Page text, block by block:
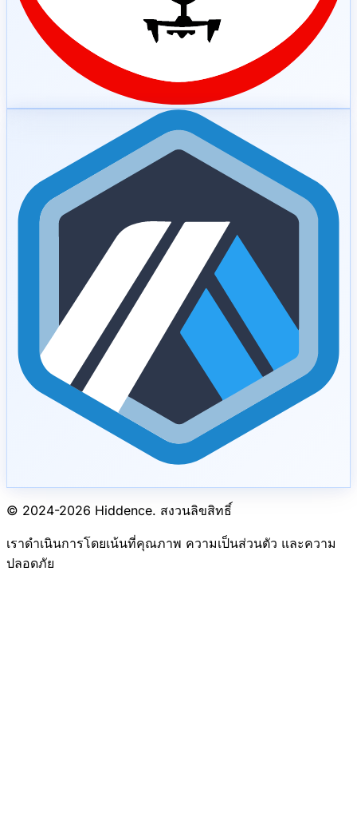
© 2024-2026 Hiddence. สงวนลิขสิทธิ์
เราดำเนินการโดยเน้นที่คุณภาพ ความเป็นส่วนตัว และความ
ปลอดภัย